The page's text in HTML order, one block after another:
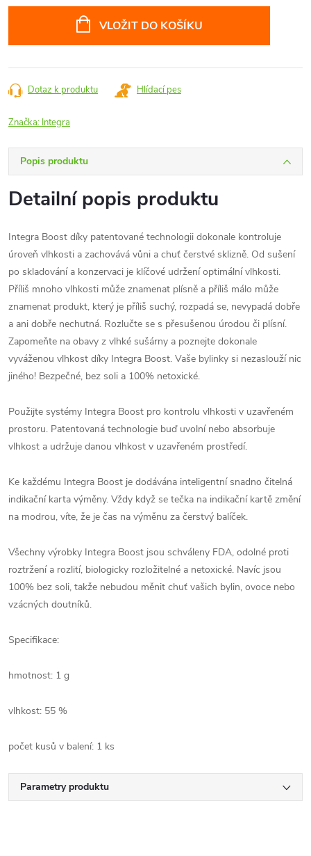
VLOŽIT DO KOŠÍKU
Dotaz k produktu Hlídací pes
Značka: Integra
Popis produktu
Detailní popis produktu
Integra Boost díky patentované technologii dokonale kontroluje
úroveň vlhkosti a zachovává vůni a chuť čerstvé sklizně. Od sušení
po skladování a konzervaci je klíčové udržení optimální vlhkosti.
Příliš mnoho vlhkosti může znamenat plísně a příliš málo může
znamenat produkt, který je příliš suchý, rozpadá se, nevypadá dobře
a ani dobře nechutná. Rozlučte se s přesušenou úrodou či plísní.
Zapomeňte na obavy z vlhké sušárny a poznejte dokonale
vyváženou vlhkost díky Integra Boost. Vaše bylinky si nezaslouží nic
jiného! Bezpečné, bez soli a 100% netoxické.
Použijte systémy Integra Boost pro kontrolu vlhkosti v uzavřeném
prostoru. Patentovaná technologie buď uvolní nebo absorbuje
vlhkost a udržuje danou vlhkost v uzavřeném prostředí.
Ke každému Integra Boost je dodávána inteligentní snadno čitelná
indikační karta výměny. Vždy když se tečka na indikační kartě změní
na modrou, víte, že je čas na výměnu za čerstvý balíček.
Všechny výrobky Integra Boost jsou schváleny FDA, odolné proti
roztržení a rozlití, biologicky rozložitelné a netoxické. Navíc jsou
100% bez soli, takže nebudou měnit chuť vašich bylin, ovoce nebo
vzácných doutníků.
Specifikace:
hmotnost: 1 g
vlhkost: 55 %
počet kusů v balení: 1 ks
Parametry produktu